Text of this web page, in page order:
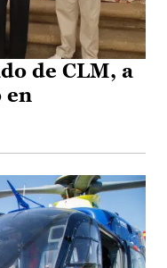
de CLM, a
en